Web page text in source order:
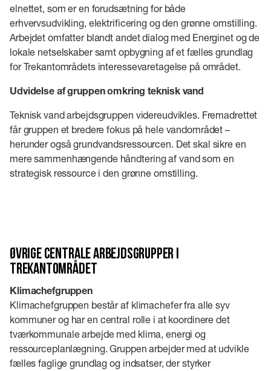
elnettet, som er en forudsætning for både
erhvervsudvikling, elektrificering og den grønne omstilling.
Arbejdet omfatter blandt andet dialog med Energinet og de
lokale netselskaber samt opbygning af et fælles grundlag
for Trekantområdets interessevaretagelse på området.
Udvidelse af gruppen omkring teknisk vand
Teknisk vand arbejdsgruppen videreudvikles. Fremadrettet
får gruppen et bredere fokus på hele vandområdet –
herunder også grundvandsressourcen. Det skal sikre en
mere sammenhængende håndtering af vand som en
strategisk ressource i den grønne omstilling.
Øvrige centrale arbejdsgrupper i
Trekantområdet
Klimachefgruppen
Klimachefgruppen består af klimachefer fra alle syv
kommuner og har en central rolle i at koordinere det
tværkommunale arbejde med klima, energi og
ressourceplanlægning. Gruppen arbejder med at udvikle
fælles faglige grundlag og indsatser, der styrker